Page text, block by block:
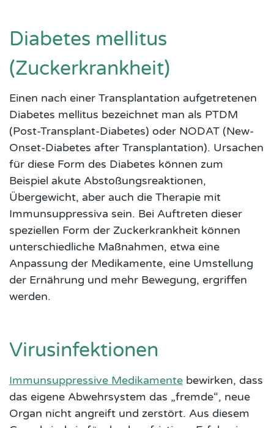
Diabetes mellitus
(Zuckerkrankheit)
Einen nach einer Transplantation aufgetretenen
Diabetes mellitus bezeichnet man als PTDM
(Post-Transplant-Diabetes) oder NODAT (New-
Onset-Diabetes after Transplantation). Ursachen
für diese Form des Diabetes können zum
Beispiel akute Abstoßungsreaktionen,
Übergewicht, aber auch die Therapie mit
Immunsuppressiva sein. Bei Auftreten dieser
speziellen Form der Zuckerkrankheit können
unterschiedliche Maßnahmen, etwa eine
Anpassung der Medikamente, eine Umstellung
der Ernährung und mehr Bewegung, ergriffen
werden.
Virusinfektionen
Immunsuppressive Medikamente bewirken, dass
das eigene Abwehrsystem das „fremde“, neue
Organ nicht angreift und zerstört. Aus diesem